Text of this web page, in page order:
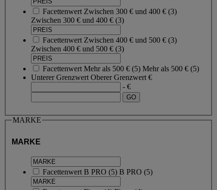
Facettenwert Zwischen 300 € und 400 € (3)
Zwischen 300 € und 400 € (3)
Facettenwert Zwischen 400 € und 500 € (3)
Zwischen 400 € und 500 € (3)
Facettenwert Mehr als 500 € (5) Mehr als 500 € (5)
Unterer Grenzwert Oberer Grenzwert €
- €
MARKE
MARKE
Facettenwert B PRO (5) B PRO (5)